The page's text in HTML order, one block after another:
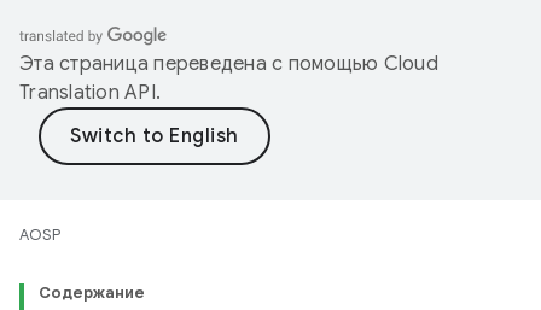
Эта страница переведена с помощью Cloud
Translation API.
AOSP
Содержание